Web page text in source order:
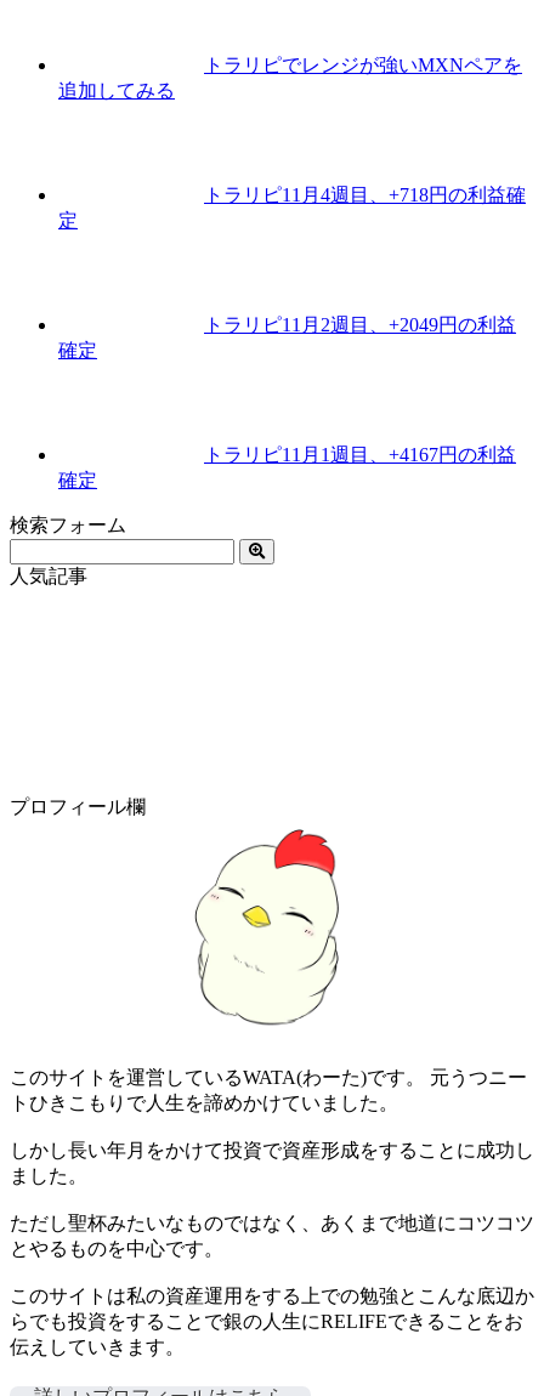
トラリピでレンジが強いMXNペアを
追加してみる
トラリピ11月4週目、+718円の利益確
定
トラリピ11月2週目、+2049円の利益
確定
トラリピ11月1週目、+4167円の利益
確定
検索フォーム
人気記事
プロフィール欄
このサイトを運営しているWATA(わーた)です。 元うつニー
トひきこもりで人生を諦めかけていました。
しかし長い年月をかけて投資で資産形成をすることに成功し
ました。
ただし聖杯みたいなものではなく、あくまで地道にコツコツ
とやるものを中心です。
このサイトは私の資産運用をする上での勉強とこんな底辺か
らでも投資をすることで銀の人生にRELIFEできることをお
伝えしていきます。